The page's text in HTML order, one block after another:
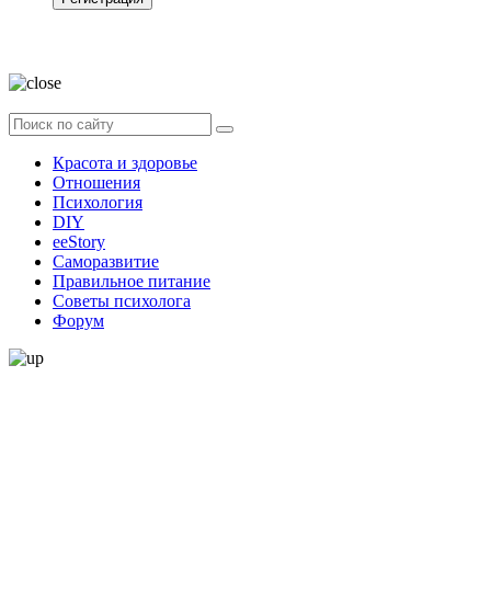
Красота и здоровье
Отношения
Психология
DIY
ееStory
Саморазвитие
Правильное питание
Советы психолога
Форум